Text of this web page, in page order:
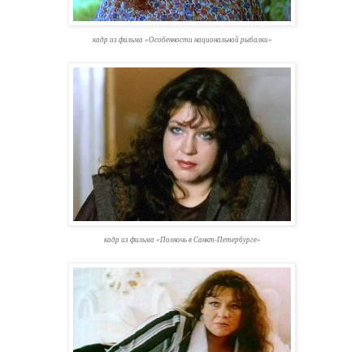
кадр из фильма «Особенности национальной рыбалки»
кадр из фильма «Полночь в Санкт-Петербурге»